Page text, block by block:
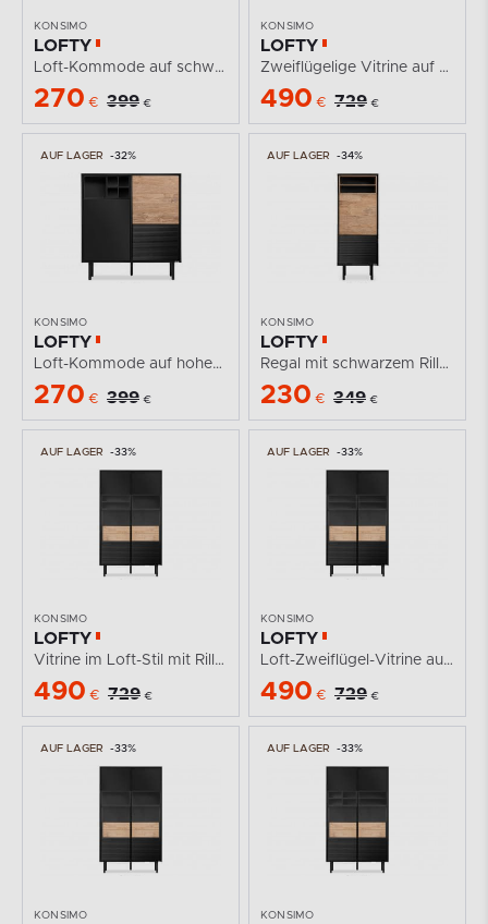
KONSIMO
LOFTY
Loft-Kommode auf schwarzen Beinen
270 € 399 €
KONSIMO
LOFTY
Zweiflügelige Vitrine auf hohen Beinen im Loft-Stil
490 € 729 €
AUF LAGER -32%
KONSIMO
LOFTY
Loft-Kommode auf hohen schwarzen Beinen
270 € 399 €
AUF LAGER -34%
KONSIMO
LOFTY
Regal mit schwarzem Rillenmuster
230 € 349 €
AUF LAGER -33%
KONSIMO
LOFTY
Vitrine im Loft-Stil mit Rillenfront
490 € 729 €
AUF LAGER -33%
KONSIMO
LOFTY
Loft-Zweiflügel-Vitrine auf hohen Beinen
490 € 729 €
AUF LAGER -33%
KONSIMO
AUF LAGER -33%
KONSIMO